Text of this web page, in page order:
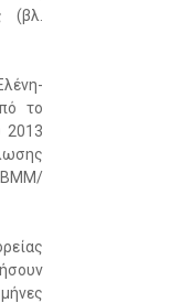
(βλ.
το
2013